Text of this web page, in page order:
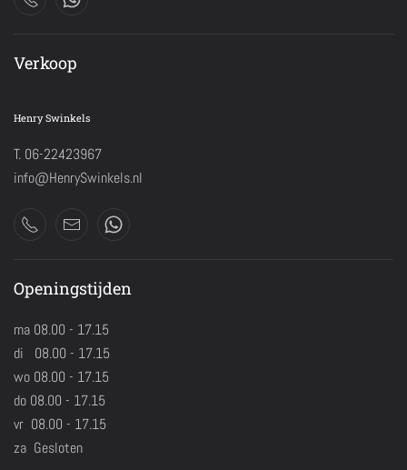
Verkoop
Henry Swinkels
T. 06-22423967
info@HenrySwinkels.nl
Openingstijden
ma 08.00 - 17.15
di 08.00 - 17.15
wo 08.00 - 17.15
do 08.00 - 17.15
vr 08.00 - 17.15
za Gesloten